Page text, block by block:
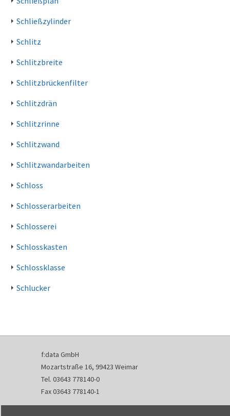
Schließzylinder
Schlitz
Schlitzbreite
Schlitzbrückenfilter
Schlitzdrän
Schlitzrinne
Schlitzwand
Schlitzwandarbeiten
Schloss
Schlosserarbeiten
Schlosserei
Schlosskasten
Schlossklasse
Schlucker
f:data GmbH
Mozartstraße 16, 99423 Weimar
Tel. 03643 778140-0
Fax 03643 778140-1
info@fdata.de